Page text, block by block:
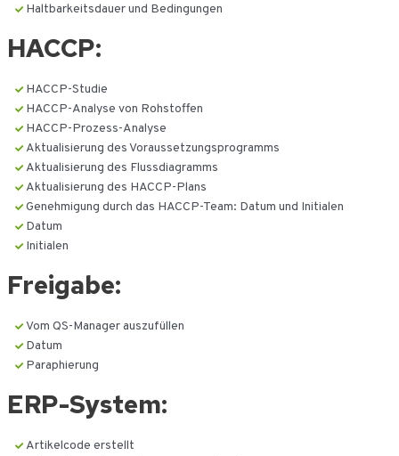
Haltbarkeitsdauer und Bedingungen
HACCP:
HACCP-Studie
HACCP-Analyse von Rohstoffen
HACCP-Prozess-Analyse
Aktualisierung des Voraussetzungsprogramms
Aktualisierung des Flussdiagramms
Aktualisierung des HACCP-Plans
Genehmigung durch das HACCP-Team: Datum und Initialen
Datum
Initialen
Freigabe:
Vom QS-Manager auszufüllen
Datum
Paraphierung
ERP-System:
Artikelcode erstellt